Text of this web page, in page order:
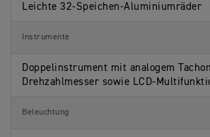
Leichte 32-Speichen-Aluminiumräder
Instrumente
Doppelinstrument mit analogem
Drehzahlmesser sowie LCD-
Beleuchtung